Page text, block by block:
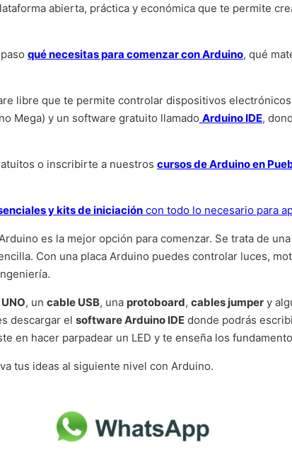
abierta, práctica y económica que te permite
qué necesitas para comenzar con Arduino, qué
libre que te permite controlar dispositivos
Mega) y un software gratuito llamado Arduino IDE,
o inscribirte a nuestros cursos de Arduino en
y kits de iniciación con todo lo necesario para
es la mejor opción para comenzar. Se trata de
Con una placa Arduino puedes controlar luces,
, un cable USB, una protoboard, cables jumper y
descargar el software Arduino IDE donde podrás
en hacer parpadear un LED y te enseña los
tus ideas al siguiente nivel con Arduino.